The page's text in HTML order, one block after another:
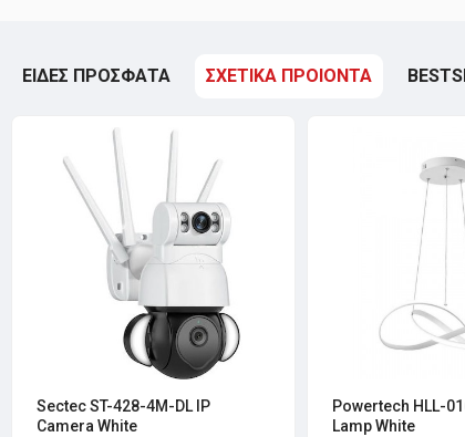
ΕΙΔΕΣ ΠΡΟΣΦΑΤΑ ΣΧΕΤΙΚΑ ΠΡΟΙΟΝΤΑ
Sectec ST-428-4M-DL IP
Camera White
Powertech HLL-
Lamp White